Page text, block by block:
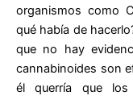
organismos como
qué había de
que no hay
cannabinoides son
él querría que los